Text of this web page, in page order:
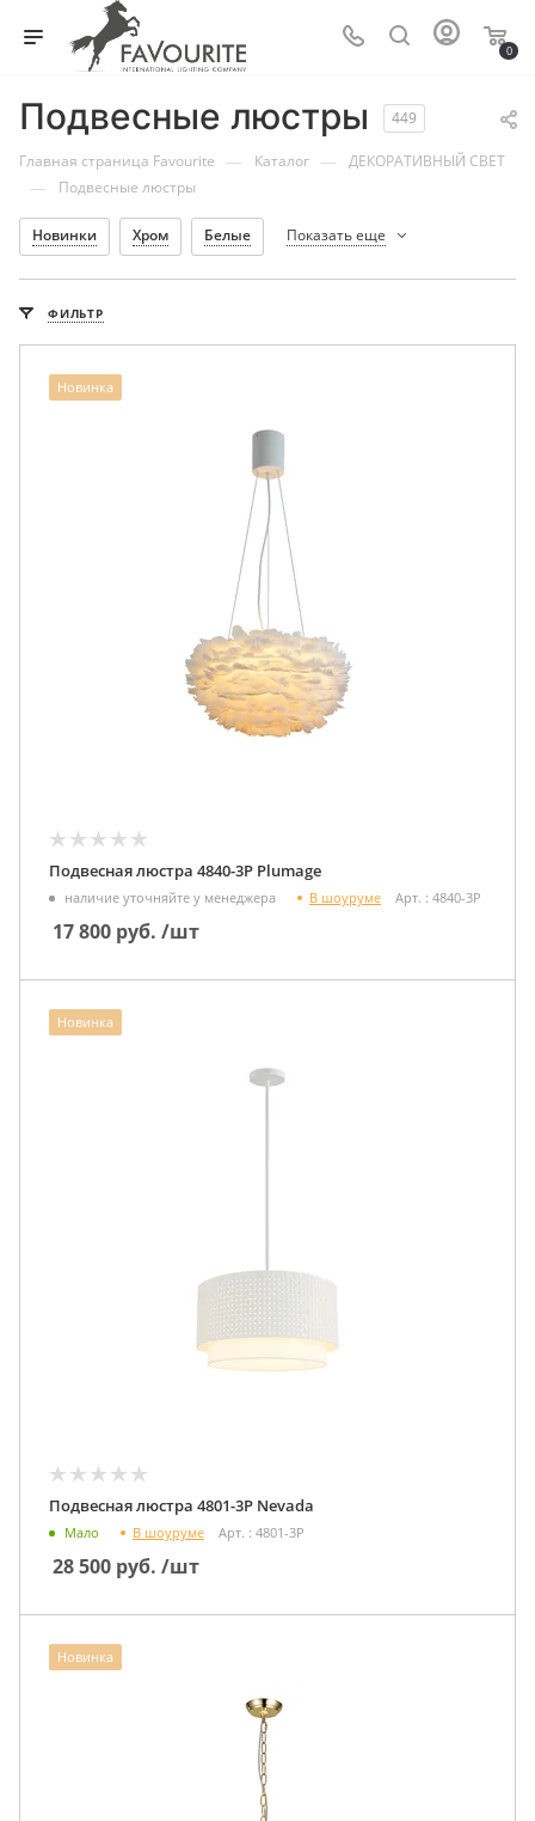
0
Подвесные люстры 449
Главная страница Favourite — Каталог — ДЕКОРАТИВНЫЙ СВЕТ
— Подвесные люстры
Новинки Хром Белые Показать еще
ФИЛЬТР
Новинка
Подвесная люстра 4840-3P Plumage
наличие уточняйте у менеджера В шоуруме Арт. : 4840-3P
17 800 руб. /шт
Новинка
Подвесная люстра 4801-3P Nevada
Мало В шоуруме Арт. : 4801-3P
28 500 руб. /шт
Новинка